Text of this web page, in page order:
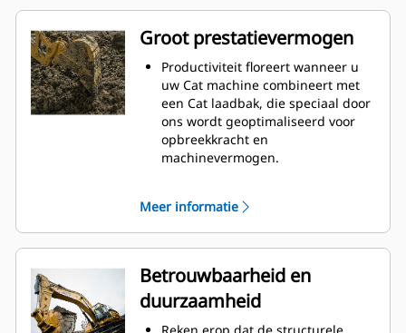
Groot prestatievermogen
Productiviteit floreert wanneer u
uw Cat machine combineert met
een Cat laadbak, die speciaal door
ons wordt geoptimaliseerd voor
opbreekkracht en
machinevermogen.
materiaalstroom in de laadbak. De
extra ruimte voor de hiel zorgt
ervoor dat de bodem van de
laadbak niet blijft slepen,
waardoor de onderhoudskosten
worden verminderd.
Het brandstofverbruik is het
Meer informatie
Betrouwbaarheid en
duurzaamheid